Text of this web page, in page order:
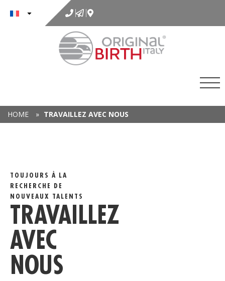
contenu
HOME » TRAVAILLEZ AVEC NOUS
TOUJOURS À LA
RECHERCHE DE
NOUVEAUX TALENTS
TRAVAILLEZ
AVEC
NOUS